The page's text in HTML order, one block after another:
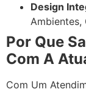
Design
Ambientes,
Por Que
Com A
Com Um